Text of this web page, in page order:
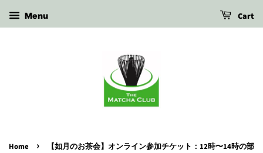
Menu Cart
Home ›
【如月のお茶会】オンライン参加チケット：12時〜14時の部